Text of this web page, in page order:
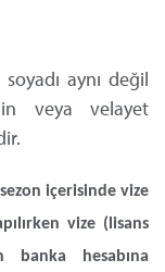
aynı değil
veya velayet
içerisinde vize
vize (lisans
banka hesabına